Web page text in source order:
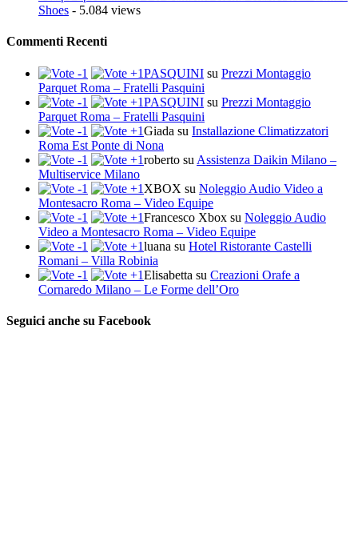
Shoes - 5.084 views
Commenti Recenti
PASQUINI su Prezzi Montaggio
Parquet Roma – Fratelli Pasquini
PASQUINI su Prezzi Montaggio
Parquet Roma – Fratelli Pasquini
Giada su Installazione Climatizzatori
Roma Est Ponte di Nona
roberto su Assistenza Daikin Milano –
Multiservice Milano
XBOX su Noleggio Audio Video a
Montesacro Roma – Video Equipe
Francesco Xbox su Noleggio Audio
Video a Montesacro Roma – Video Equipe
luana su Hotel Ristorante Castelli
Romani – Villa Robinia
Elisabetta su Creazioni Orafe a
Cornaredo Milano – Le Forme dell’Oro
Seguici anche su Facebook